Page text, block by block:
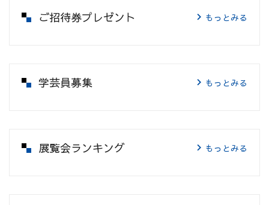
ご招待券プレゼント もっとみる
学芸員募集 もっとみる
展覧会ランキング もっとみる